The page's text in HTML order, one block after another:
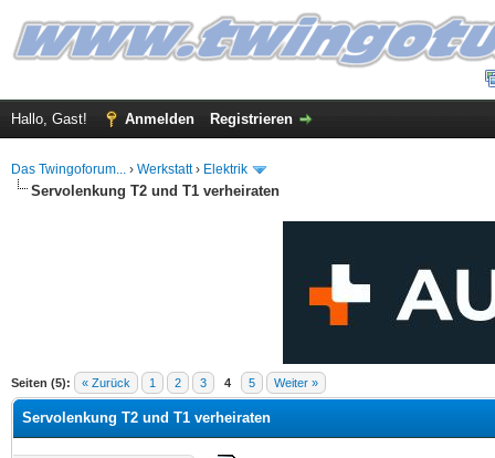
Hallo, Gast! Anmelden Registrieren
Das Twingoforum... › Werkstatt› Elektrik
Servolenkung T2 und T1 verheiraten
Seiten (5): « Zurück 1 2 3 4 5 Weiter »
Durchschnitt
Servolenkung T2 und T1 verheiraten